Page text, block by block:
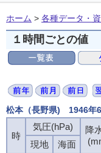
ホーム > 各種データ・
１時間ごとの値
松本（長野県) 1946年
時
気圧(hPa)
降
現地
海面